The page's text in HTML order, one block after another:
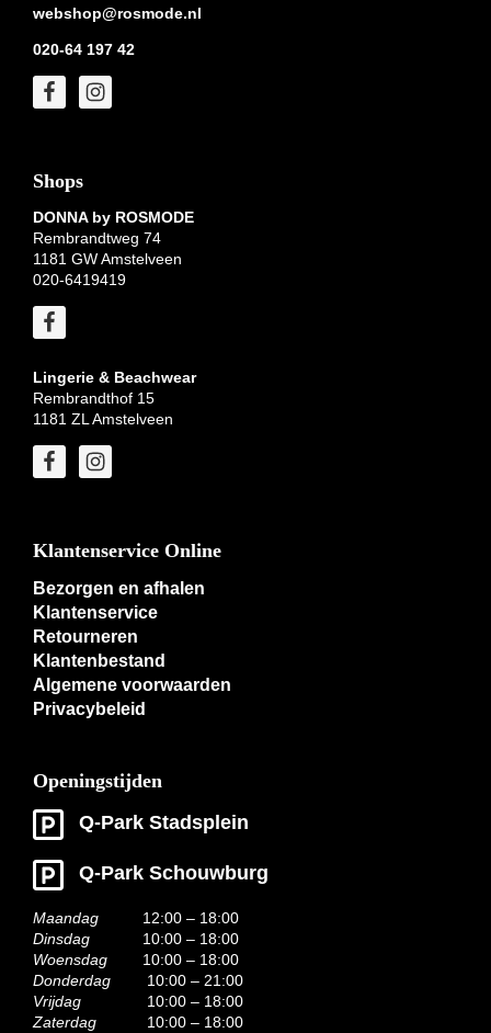
webshop@rosmode.nl
020-64 197 42
Shops
DONNA by ROSMODE
Rembrandtweg 74
1181 GW Amstelveen
020-6419419
Lingerie & Beachwear
Rembrandthof 15
1181 ZL Amstelveen
Klantenservice Online
Bezorgen en afhalen
Klantenservice
Retourneren
Klantenbestand
Algemene voorwaarden
Privacybeleid
Openingstijden
Q-Park Stadsplein
Q-Park Schouwburg
Maandag
12:00 – 18:00
Dinsdag
10:00 – 18:00
Woensdag
10:00 – 18:00
Donderdag
10:00 – 21:00
Vrijdag
10:00 – 18:00
Zaterdag
10:00 – 18:00